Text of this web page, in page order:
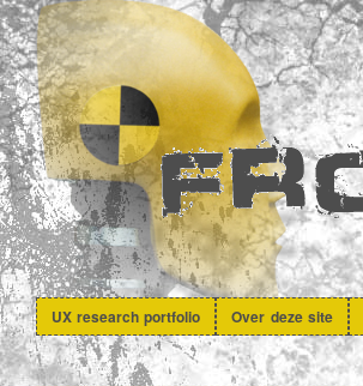
UX research portfolio Over deze site